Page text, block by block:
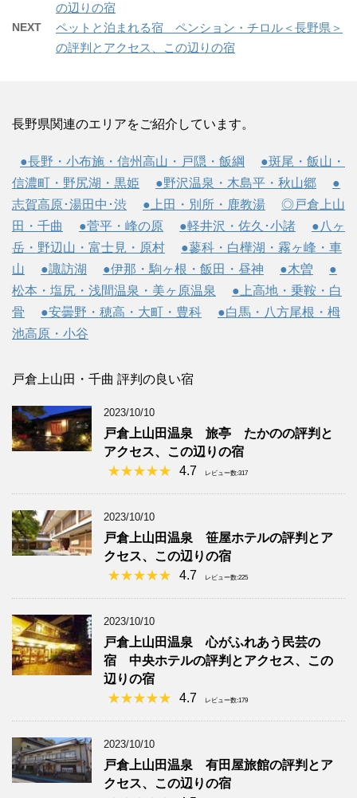
の辺りの宿
NEXT
ペットと泊まれる宿 ペンション・チロル＜長野県＞
の評判とアクセス、この辺りの宿
長野県関連のエリアをご紹介しています。
●長野・小布施・信州高山・戸隠・飯綱
●斑尾・飯山・
信濃町・野尻湖・黒姫
●野沢温泉・木島平・秋山郷
●
志賀高原･湯田中･渋
●上田・別所・鹿教湯
◎戸倉上山
田・千曲
●菅平・峰の原 ●軽井沢・佐久･小諸
●八ヶ
岳・野辺山・富士見・原村
●蓼科・白樺湖・霧ヶ峰・車
山
●諏訪湖 ●伊那・駒ヶ根・飯田・昼神 ●木曽
●
松本・塩尻・浅間温泉・美ヶ原温泉
●上高地・乗鞍・白
骨
●安曇野・穂高・大町・豊科
●白馬・八方尾根・栂
池高原・小谷
戸倉上山田・千曲 評判の良い宿
2023/10/10
戸倉上山田温泉 旅亭 たかのの評判と
アクセス、この辺りの宿
4.7
レビュー数:317
2023/10/10
戸倉上山田温泉 笹屋ホテルの評判とア
クセス、この辺りの宿
4.7
レビュー数:225
2023/10/10
戸倉上山田温泉 心がふれあう民芸の
宿 中央ホテルの評判とアクセス、この
辺りの宿
4.7
レビュー数:179
2023/10/10
戸倉上山田温泉 有田屋旅館の評判とア
クセス、この辺りの宿